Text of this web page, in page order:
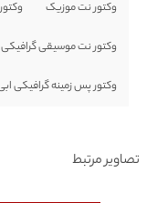
وکتور نت موزیک
وکتور نت موسیقی گرافیکی
وکتور پس زمینه گرافیکی
تصاویر مرتبط